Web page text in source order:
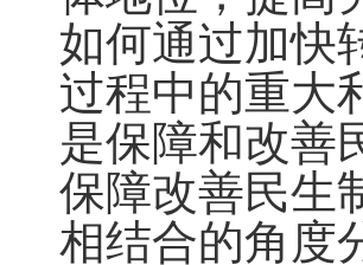
如何通过加快
过程中的重大
是保障和改善
保障改善民生
相结合的角度